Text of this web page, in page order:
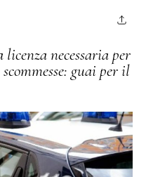
necessaria per
guai per il